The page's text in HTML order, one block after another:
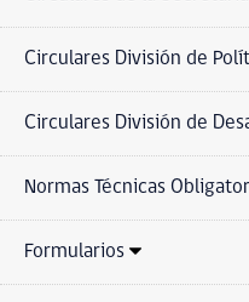
Circulares División de
Circulares División de
Normas Técnicas
Formularios